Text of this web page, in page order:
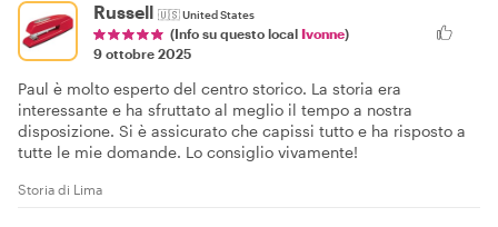
Russell 🇺🇸United States
(Info su questo local Ivonne)
9 ottobre 2025
Paul è molto esperto del centro storico. La storia era
interessante e ha sfruttato al meglio il tempo a nostra
disposizione. Si è assicurato che capissi tutto e ha risposto a
tutte le mie domande. Lo consiglio vivamente!
Storia di Lima